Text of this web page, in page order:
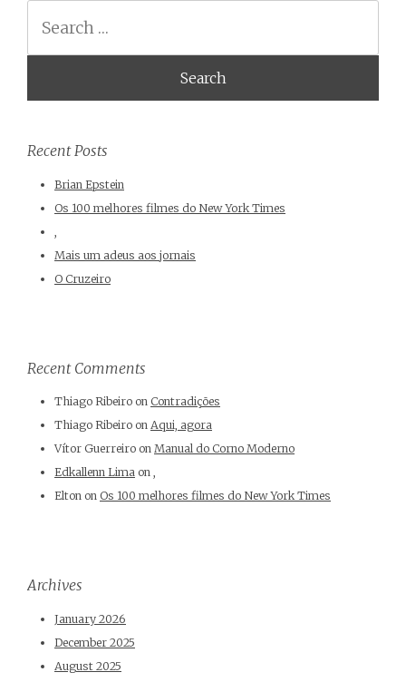
Recent Posts
Brian Epstein
Os 100 melhores filmes do New York Times
Mais um adeus aos jornais
O Cruzeiro
Recent Comments
Thiago Ribeiro on Contradições
Thiago Ribeiro on Aqui, agora
Vítor Guerreiro on Manual do Corno Moderno
Edkallenn Lima on ,
Elton on Os 100 melhores filmes do New York Times
Archives
January 2026
December 2025
August 2025